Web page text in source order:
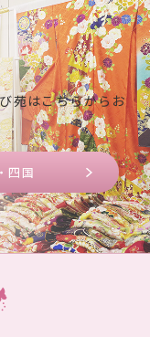
苑はこちらからお
四国